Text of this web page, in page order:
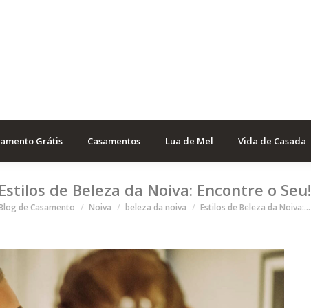
Grátis Casamentos Lua de Mel Vida de Casada
Estilos de Beleza da Noiva: Encontre o Seu!
está aqui
de Casamento Noiva beleza da noiva Estilos de Beleza da Noiva:…